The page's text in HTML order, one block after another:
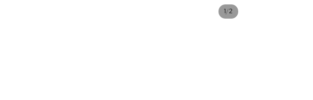
1/2